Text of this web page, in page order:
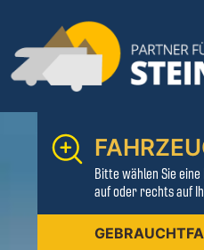
Bitte wählen Sie
auf oder rechts auf